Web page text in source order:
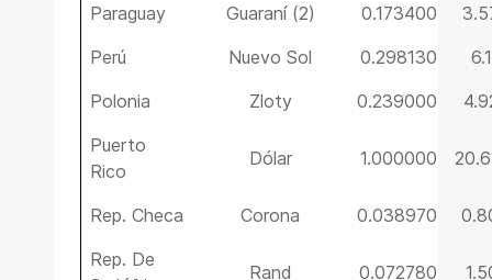
Paraguay
Guaraní (2) 0.173400
Perú
Nuevo Sol 0.298130
Polonia
Zloty 0.239000
Puerto
Rico
Dólar 1.000000
Rep. Checa Corona 0.038970
Rep. De
Rand 0.072780